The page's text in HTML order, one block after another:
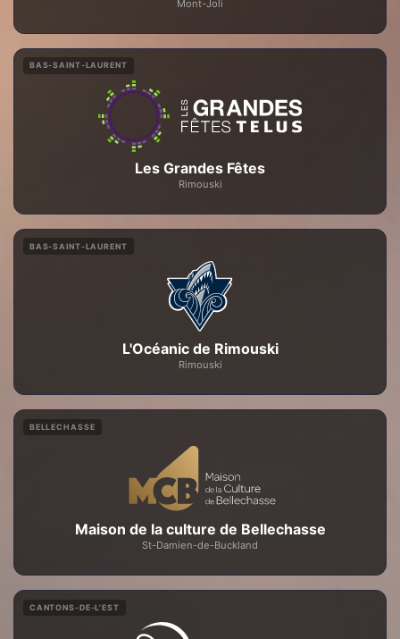
Mont-Joli
BAS-SAINT-LAURENT
Les Grandes Fêtes
Rimouski
BAS-SAINT-LAURENT
L'Océanic de Rimouski
Rimouski
BELLECHASSE
Maison de la culture de Bellechasse
St-Damien-de-Buckland
CANTONS-DE-L'EST